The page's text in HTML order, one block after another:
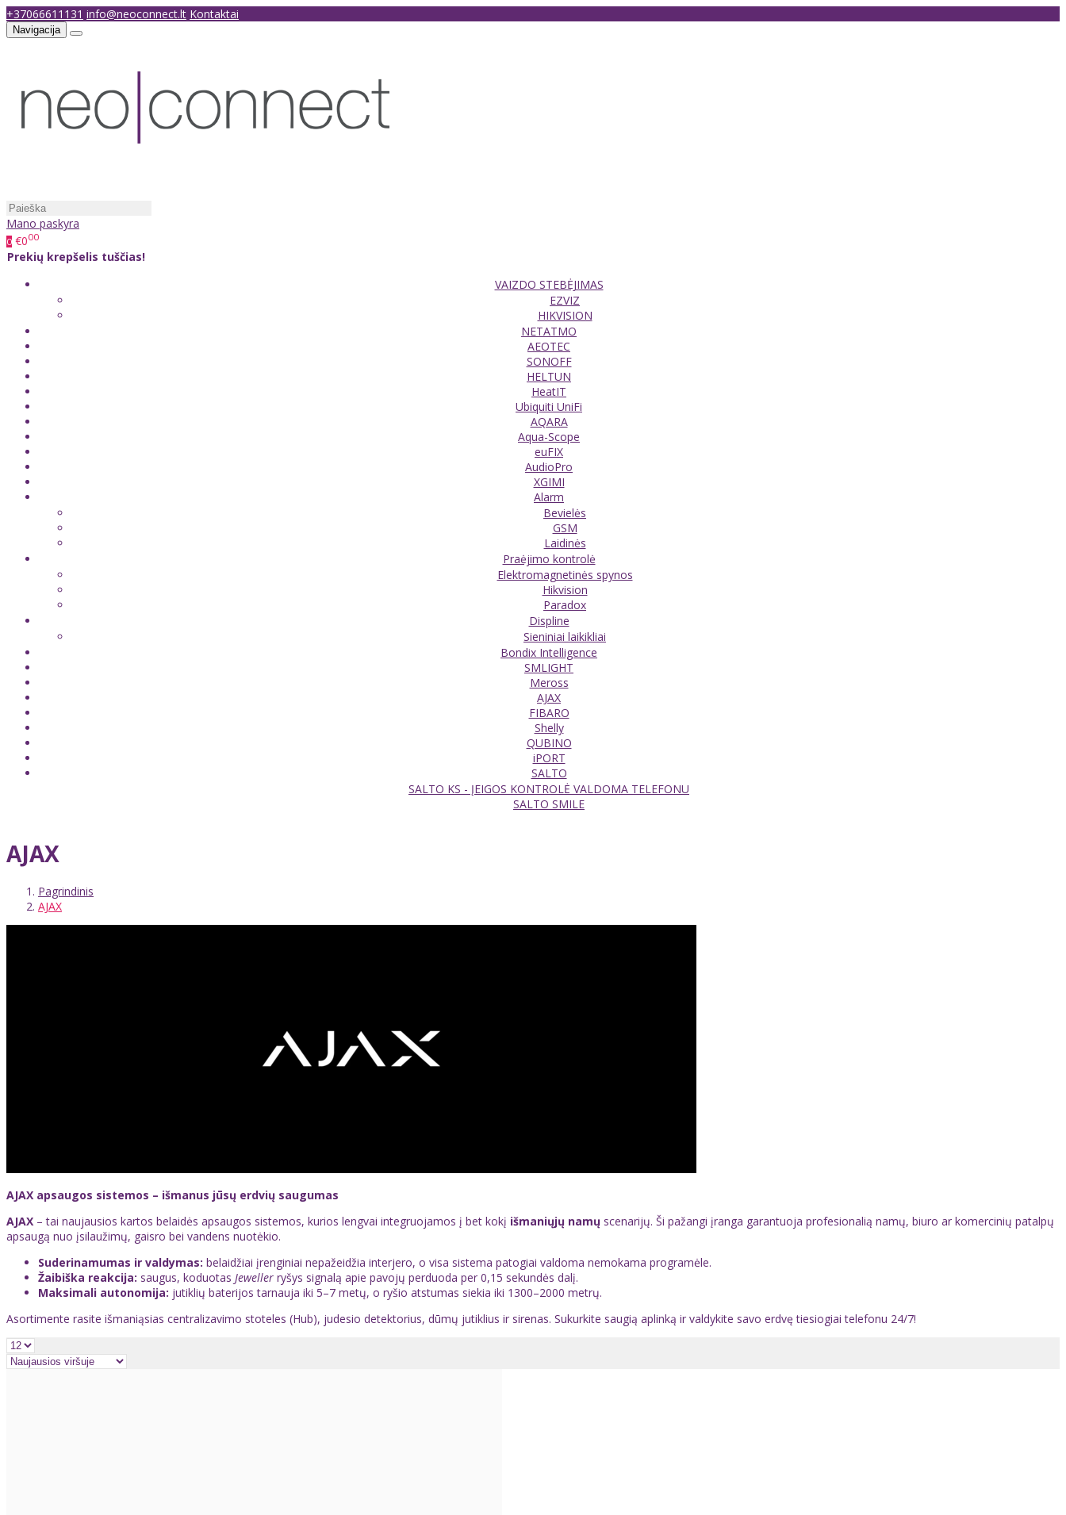
+37066611131 info@neoconnect.lt Kontaktai
Navigacija
Mano paskyra
0 €000
Prekių krepšelis tuščias!
VAIZDO STEBĖJIMAS
EZVIZ
HIKVISION
NETATMO
AEOTEC
SONOFF
HELTUN
HeatIT
Ubiquiti UniFi
AQARA
Aqua-Scope
euFIX
AudioPro
XGIMI
Alarm
Bevielės
GSM
Laidinės
Praėjimo kontrolė
Elektromagnetinės spynos
Hikvision
Paradox
Displine
Sieniniai laikikliai
Bondix Intelligence
SMLIGHT
Meross
AJAX
FIBARO
Shelly
QUBINO
iPORT
SALTO
SALTO KS - ĮEIGOS KONTROLĖ VALDOMA TELEFONU
SALTO SMILE
AJAX
Pagrindinis
AJAX
AJAX apsaugos sistemos – išmanus jūsų erdvių saugumas
AJAX – tai naujausios kartos belaidės apsaugos sistemos, kurios lengvai integruojamos į bet kokį išmaniųjų namų scenarijų. Ši pažangi įranga garantuoja profesionalią namų, biuro ar komercinių patalpų
apsaugą nuo įsilaužimų, gaisro bei vandens nuotėkio.
Suderinamumas ir valdymas: belaidžiai įrenginiai nepažeidžia interjero, o visa sistema patogiai valdoma nemokama programėle.
Žaibiška reakcija: saugus, koduotas Jeweller ryšys signalą apie pavojų perduoda per 0,15 sekundės dalį.
Maksimali autonomija: jutiklių baterijos tarnauja iki 5–7 metų, o ryšio atstumas siekia iki 1300–2000 metrų.
Asortimente rasite išmaniąsias centralizavimo stoteles (Hub), judesio detektorius, dūmų jutiklius ir sirenas. Sukurkite saugią aplinką ir valdykite savo erdvę tiesiogiai telefonu 24/7!